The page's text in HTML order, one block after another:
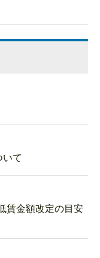
て
賃金額改定の目安